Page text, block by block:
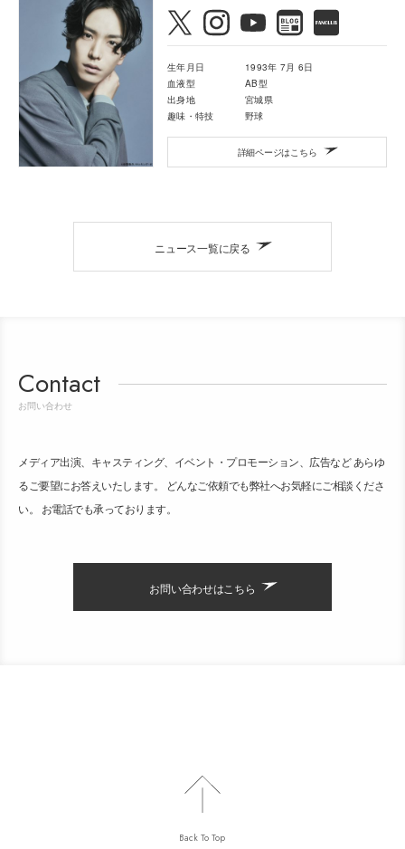
生年月日
1993年 7月 6日
血液型
AB型
出身地
宮城県
趣味・特技
野球
詳細ページはこちら
ニュース一覧に戻る
Contact
お問い合わせ
メディア出演、キャスティング、イベント・プロモーション、広告など あらゆ
るご要望にお答えいたします。 どんなご依頼でも弊社へお気軽にご相談くださ
い。 お電話でも承っております。
お問い合わせはこちら
Back To Top